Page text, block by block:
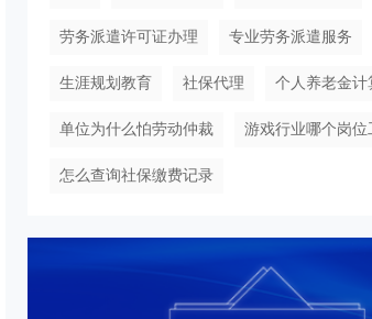
劳务派遣许可证办理 专业劳务派遣服务
生涯规划教育 社保代理 个人养老金计
单位为什么怕劳动仲裁 游戏行业哪个岗位
怎么查询社保缴费记录